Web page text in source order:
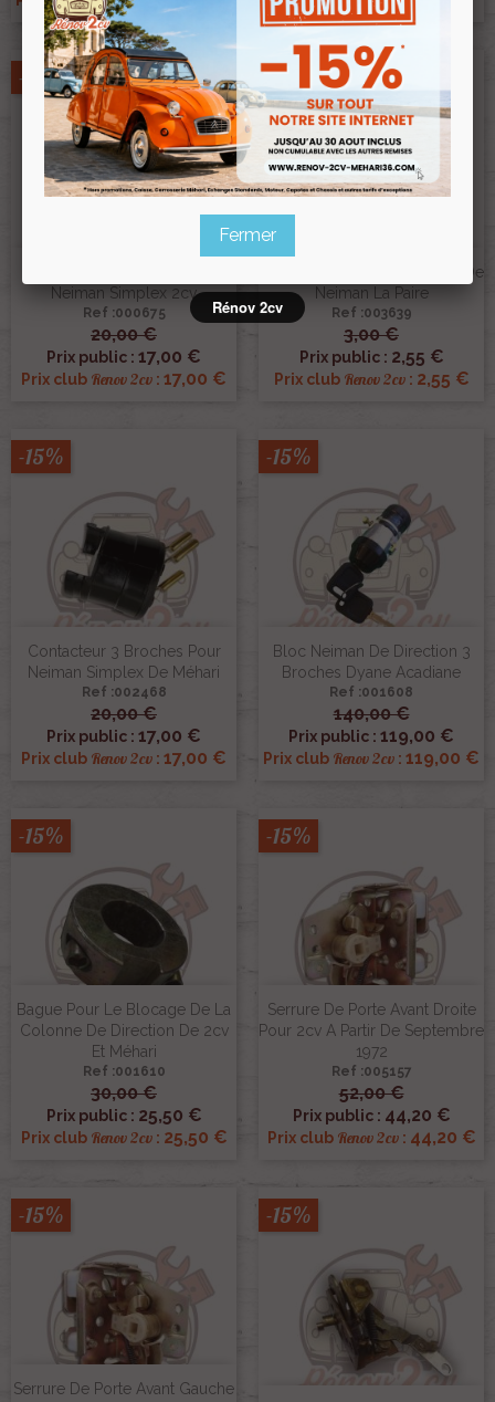
Neiman Simplex 2cv
Ref :000675
20,00 €
Prix public : 17,00 €
Prix club Renov 2cv : 17,00 €
-15%
Ecrou M7 Antivol Pour Bride De
Neiman La Paire
Ref :003639
3,00 €
Prix public : 2,55 €
Prix club Renov 2cv: 2,55 €
-15%
Contacteur 3 Broches Pour
Neiman Simplex De Méhari
Ref :002468
20,00 €
Prix public : 17,00 €
Prix club Renov 2cv : 17,00 €
-15%
Bloc Neiman De Direction 3
Broches Dyane Acadiane
Ref :001608
140,00 €
Prix public : 119,00 €
Prix club Renov 2cv : 119,00 €
-15%
Bague Pour Le Blocage De La
Colonne De Direction De 2cv
Et Méhari
Ref :001610
30,00 €
Prix public : 25,50 €
Prix club Renov 2cv: 25,50 €
-15%
Serrure De Porte Avant Droite
Pour 2cv A Partir De Septembre
1972
Ref :005157
52,00 €
Prix public : 44,20 €
Prix club Renov 2cv: 44,20 €
-15%
Serrure De Porte Avant Gauche
-15% -15%
Fermer
Rénov 2cv